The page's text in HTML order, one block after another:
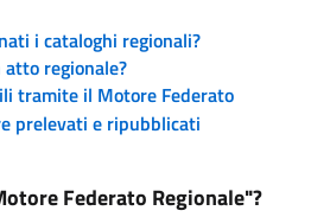
i cataloghi regionali?
atto regionale?
tramite il Motore Federato
prelevati e ripubblicati
Federato Regionale"?